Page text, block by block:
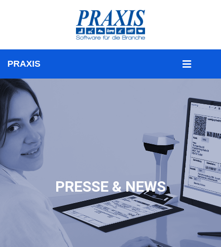
PRESSE & NEWS